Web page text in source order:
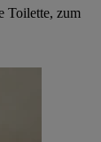
Toilette, zum